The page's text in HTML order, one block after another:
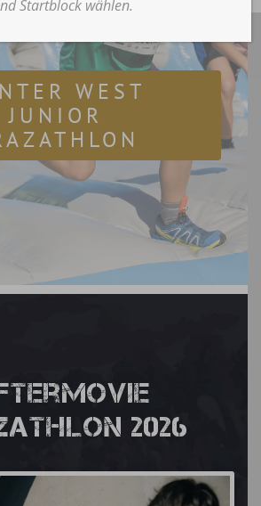
WEST
JUNIOR
2026
Startblock wählen.